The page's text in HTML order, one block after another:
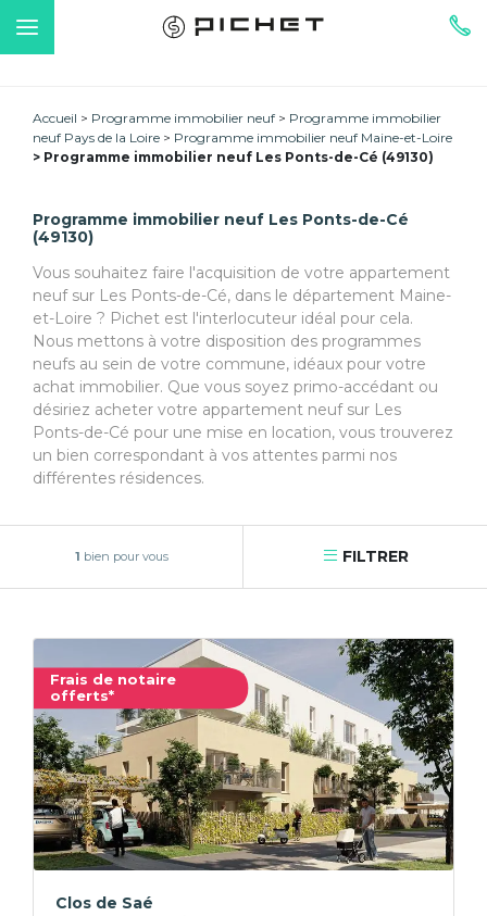
Accueil Programme immobilier neuf
Programme immobilier
neuf Pays de la Loire
Programme immobilier neuf Maine-et-Loire
Programme immobilier neuf Les Ponts-de-Cé (49130)
Programme immobilier neuf Les Ponts-de-Cé
(49130)
Vous souhaitez faire l'acquisition de votre appartement
neuf sur Les Ponts-de-Cé, dans le département Maine-
et-Loire ? Pichet est l'interlocuteur idéal pour cela.
Nous mettons à votre disposition des programmes
neufs au sein de votre commune, idéaux pour votre
achat immobilier. Que vous soyez primo-accédant ou
désiriez acheter votre appartement neuf sur Les
Ponts-de-Cé pour une mise en location, vous trouverez
un bien correspondant à vos attentes parmi nos
différentes résidences.
1 bien pour vous FILTRER
Frais de notaire
offerts*
Clos de Saé